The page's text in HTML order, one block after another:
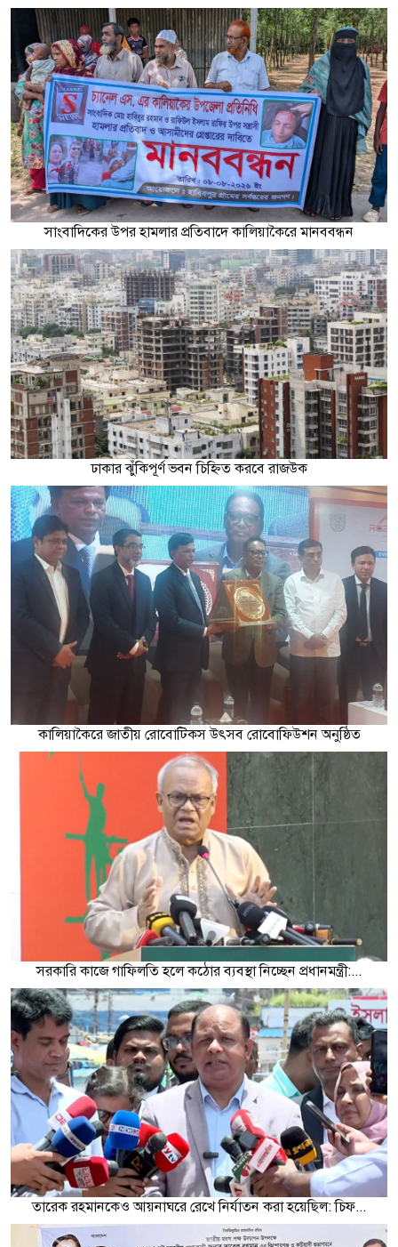
সাংবাদিকের উপর হামলার প্রতিবাদে কালিয়াকৈরে মানববন্ধন
ঢাকার ঝুঁকিপূর্ণ ভবন চিহ্নিত করবে রাজউক
কালিয়াকৈরে জাতীয় রোবোটিকস উৎসব রোবোফিউশন অনুষ্ঠিত
সরকারি কাজে গাফিলতি হলে কঠোর ব্যবস্থা নিচ্ছেন প্রধানমন্ত্রী:...
তারেক রহমানকেও আয়নাঘরে রেখে নির্যাতন করা হয়েছিল: চিফ...